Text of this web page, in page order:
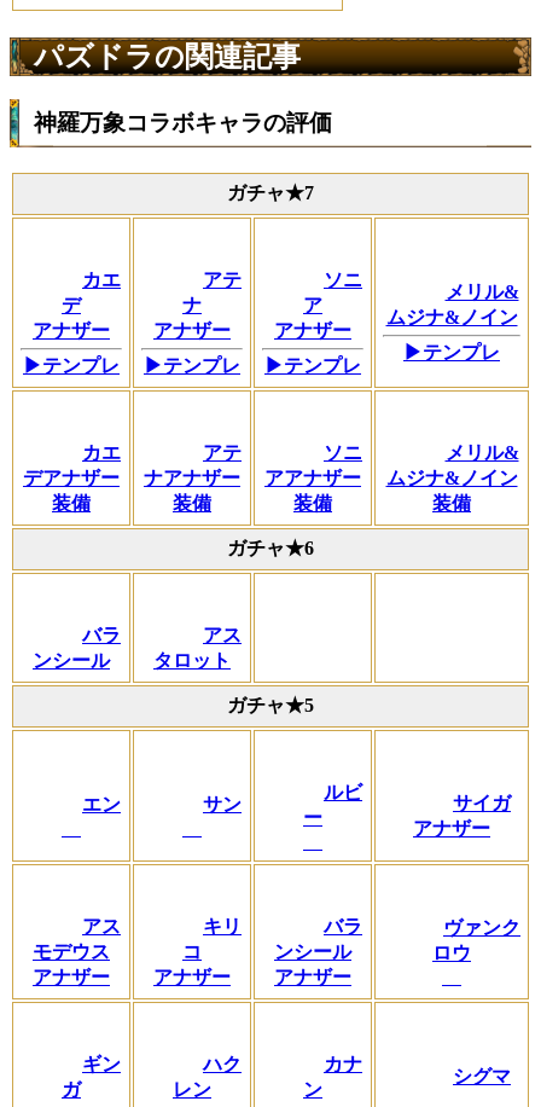
パズドラの関連記事
神羅万象コラボキャラの評価
ガチャ★7
カエ
デ
アナザー
▶テンプレ
アテ
ナ
アナザー
▶テンプレ
ソニ
ア
アナザー
▶テンプレ
メリル&
ムジナ&ノイン
▶テンプレ
カエ
デアナザー
装備
アテ
ナアナザー
装備
ソニ
アアナザー
装備
メリル&
ムジナ&ノイン
装備
ガチャ★6
バラ
ンシール
アス
タロット
ガチャ★5
エン サン
ルビ
ー
サイガ
アナザー
アス
モデウス
アナザー
キリ
コ
アナザー
バラ
ンシール
アナザー
ヴァンク
ロウ
ギン
ガ
ハク
レン
カナ
ン
シグマ